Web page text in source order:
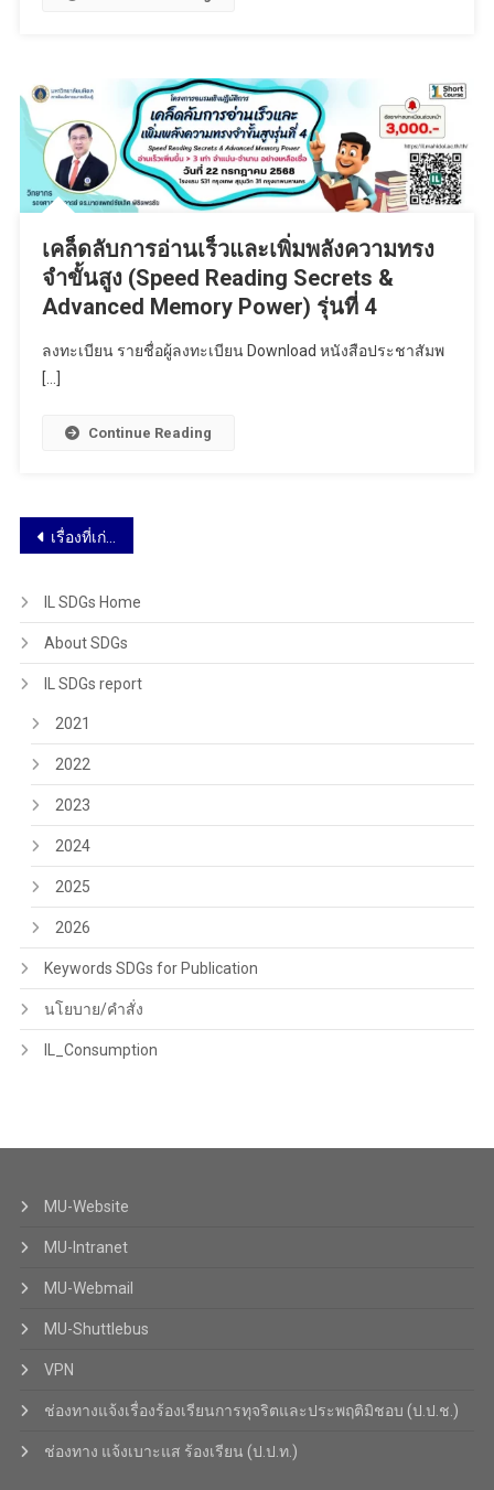
เคล็ดลับการอ่านเร็วและเพิ่มพลังความทรง
จำขั้นสูง (Speed Reading Secrets &
Advanced Memory Power) รุ่นที่ 4
ลงทะเบียน รายชื่อผู้ลงทะเบียน Download หนังสือประชาสัมพ
[…]
Continue Reading
เรื่องที่เก่ากว่า
IL SDGs Home
About SDGs
IL SDGs report
2021
2022
2023
2024
2025
2026
Keywords SDGs for Publication
นโยบาย/คำสั่ง
IL_Consumption
MU-Website
MU-Intranet
MU-Webmail
MU-Shuttlebus
VPN
ช่องทางแจ้งเรื่องร้องเรียนการทุจริตและประพฤติมิชอบ (ป.ป.ช.)
ช่องทาง แจ้งเบาะแส ร้องเรียน (ป.ป.ท.)